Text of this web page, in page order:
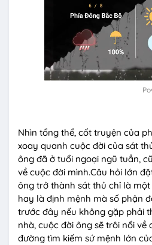
Nhìn tổng thể, cốt truyện của
xoay quanh cuộc đời của sát
ông đã ở tuổi ngoại ngũ tuần,
về cuộc đời mình.Câu hỏi lớn
ông trở thành sát thủ chỉ là
hay là định mệnh mà số phận
trước đây nếu không gặp phải
nhà, cuộc đời ông sẽ trôi nổi về
đường tìm kiếm sứ mệnh lớn